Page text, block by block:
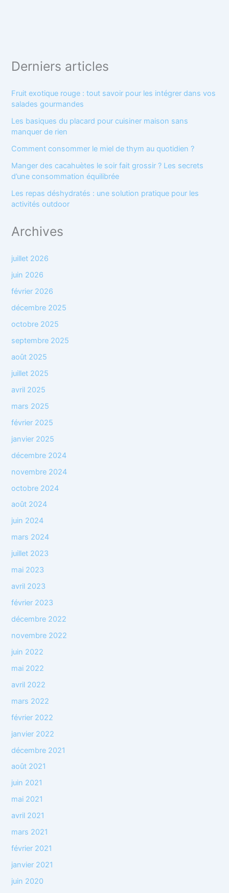
Derniers articles
Fruit exotique rouge : tout savoir pour les intégrer dans vos
salades gourmandes
Les basiques du placard pour cuisiner maison sans
manquer de rien
Comment consommer le miel de thym au quotidien ?
Manger des cacahuètes le soir fait grossir ? Les secrets
d’une consommation équilibrée
Les repas déshydratés : une solution pratique pour les
activités outdoor
Archives
juillet 2026
juin 2026
février 2026
décembre 2025
octobre 2025
septembre 2025
août 2025
juillet 2025
avril 2025
mars 2025
février 2025
janvier 2025
décembre 2024
novembre 2024
octobre 2024
août 2024
juin 2024
mars 2024
juillet 2023
mai 2023
avril 2023
février 2023
décembre 2022
novembre 2022
juin 2022
mai 2022
avril 2022
mars 2022
février 2022
janvier 2022
décembre 2021
août 2021
juin 2021
mai 2021
avril 2021
mars 2021
février 2021
janvier 2021
juin 2020